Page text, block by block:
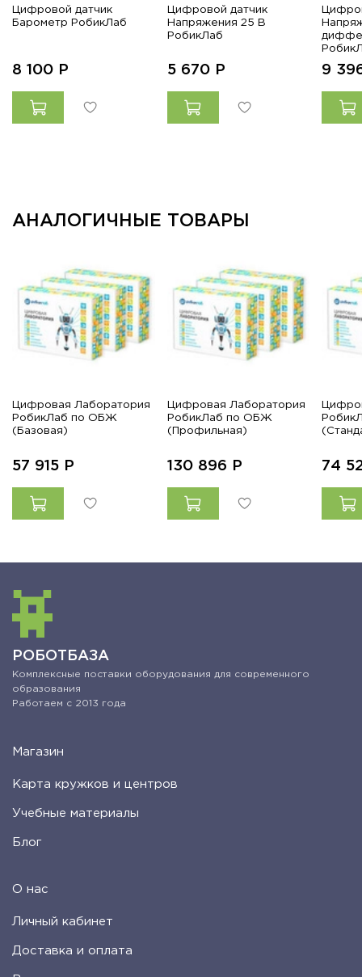
Цифровой датчик
Барометр РобикЛаб
8 100 Р
Цифровой датчик
Напряжения 25 B
РобикЛаб
5 670 Р 9
АНАЛОГИЧНЫЕ ТОВАРЫ
Цифровая Лаборатория
РобикЛаб по ОБЖ
(Базовая)
57 915 Р
Цифровая Лаборатория
РобикЛаб по ОБЖ
(Профильная)
130 896 Р 74
РОБОТБАЗА
Комплексные поставки оборудования для современного
образования
Работаем с 2013 года
Магазин
Карта кружков и центров
Учебные материалы
Блог
О нас
Личный кабинет
Доставка и оплата